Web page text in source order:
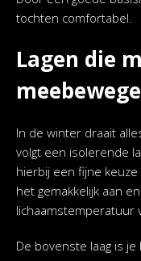
tochten comfortabel.
Lagen die
In de winter draait
volgt een isolerende
hierbij een fijne
het gemakkelijk aan
lichaamstemperatuur
De bovenste laag is